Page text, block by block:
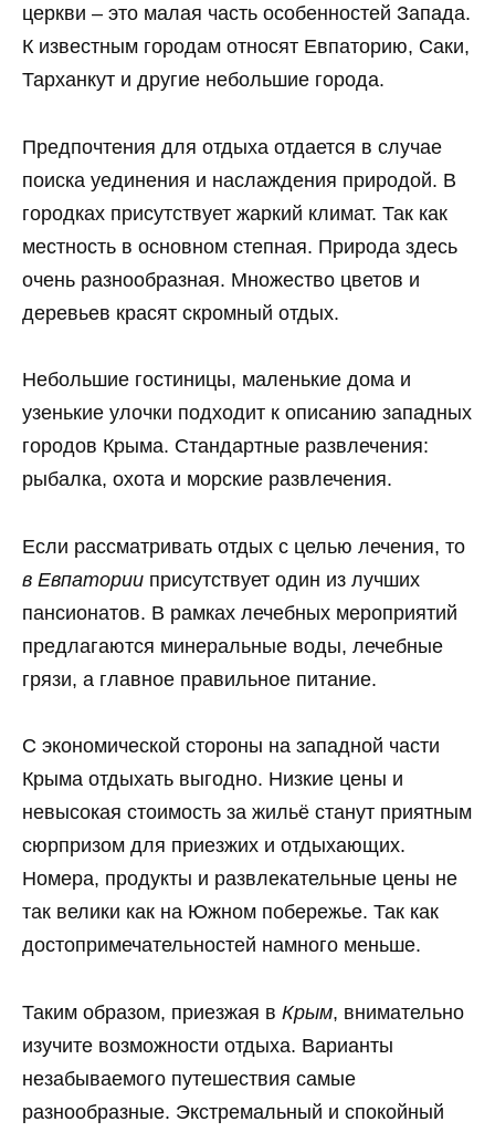
церкви – это малая часть особенностей Запада.
К известным городам относят Евпаторию, Саки,
Тарханкут и другие небольшие города.
Предпочтения для отдыха отдается в случае
поиска уединения и наслаждения природой. В
городках присутствует жаркий климат. Так как
местность в основном степная. Природа здесь
очень разнообразная. Множество цветов и
деревьев красят скромный отдых.
Небольшие гостиницы, маленькие дома и
узенькие улочки подходит к описанию западных
городов Крыма. Стандартные развлечения:
рыбалка, охота и морские развлечения.
Если рассматривать отдых с целью лечения, то
в Евпатории присутствует один из лучших
пансионатов. В рамках лечебных мероприятий
предлагаются минеральные воды, лечебные
грязи, а главное правильное питание.
С экономической стороны на западной части
Крыма отдыхать выгодно. Низкие цены и
невысокая стоимость за жильё станут приятным
сюрпризом для приезжих и отдыхающих.
Номера, продукты и развлекательные цены не
так велики как на Южном побережье. Так как
достопримечательностей намного меньше.
Таким образом, приезжая в Крым, внимательно
изучите возможности отдыха. Варианты
незабываемого путешествия самые
разнообразные. Экстремальный и спокойный